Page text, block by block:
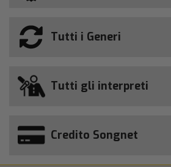
Tutti i Generi
Tutti gli interpreti
Credito Songnet